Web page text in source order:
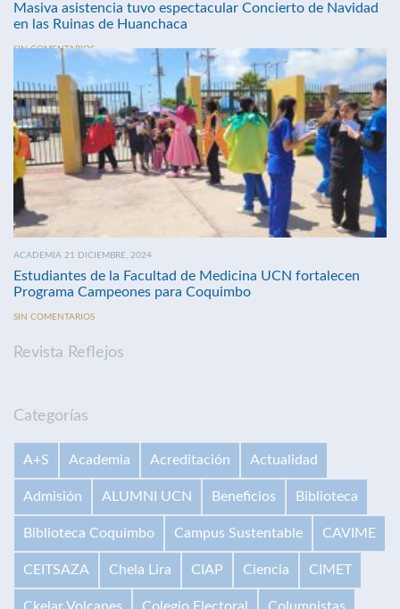
Masiva asistencia tuvo espectacular Concierto de Navidad
en las Ruinas de Huanchaca
SIN COMENTARIOS
ACADEMIA 21 DICIEMBRE, 2024
Estudiantes de la Facultad de Medicina UCN fortalecen
Programa Campeones para Coquimbo
SIN COMENTARIOS
Revista Reflejos
Categorías
A+S Academia Acreditación Actualidad
Admisión ALUMNI UCN Beneficios Biblioteca
Biblioteca Coquimbo Campus Sustentable CAVIME
CEITSAZA Chela Lira CIAP Ciencia CIMET
Ckelar Volcanes Colegio Electoral Columnistas